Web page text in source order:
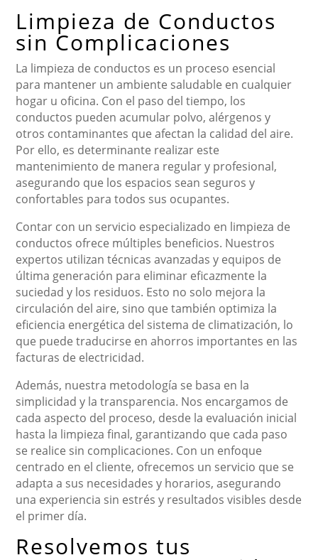
Limpieza de Conductos
sin Complicaciones
La limpieza de conductos es un proceso esencial
para mantener un ambiente saludable en cualquier
hogar u oficina. Con el paso del tiempo, los
conductos pueden acumular polvo, alérgenos y
otros contaminantes que afectan la calidad del aire.
Por ello, es determinante realizar este
mantenimiento de manera regular y profesional,
asegurando que los espacios sean seguros y
confortables para todos sus ocupantes.
Contar con un servicio especializado en limpieza de
conductos ofrece múltiples beneficios. Nuestros
expertos utilizan técnicas avanzadas y equipos de
última generación para eliminar eficazmente la
suciedad y los residuos. Esto no solo mejora la
circulación del aire, sino que también optimiza la
eficiencia energética del sistema de climatización, lo
que puede traducirse en ahorros importantes en las
facturas de electricidad.
Además, nuestra metodología se basa en la
simplicidad y la transparencia. Nos encargamos de
cada aspecto del proceso, desde la evaluación inicial
hasta la limpieza final, garantizando que cada paso
se realice sin complicaciones. Con un enfoque
centrado en el cliente, ofrecemos un servicio que se
adapta a sus necesidades y horarios, asegurando
una experiencia sin estrés y resultados visibles desde
el primer día.
Resolvemos tus